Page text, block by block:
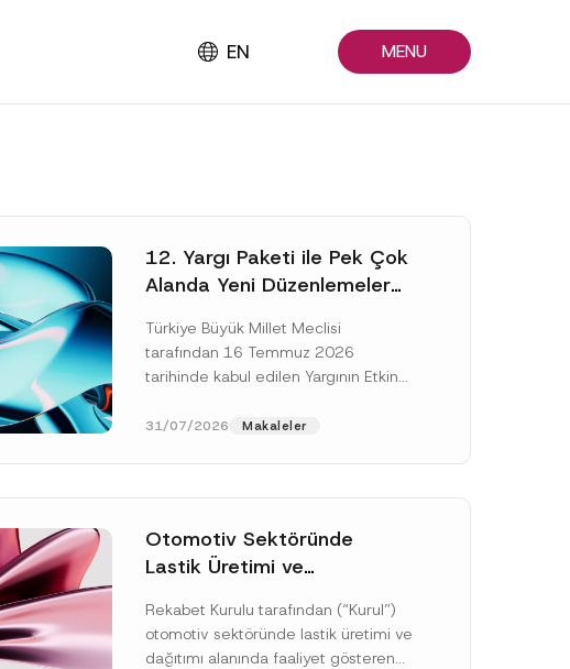
EN MENU
12. Yargı Paketi ile Pek Çok
Alanda Yeni Düzenlemeler
Türkiye Büyük Millet Meclisi
tarafından 16 Temmuz 2026
tarihinde kabul edilen Yargının Etkin
Kanunlarda Değişiklik Yapılmasına
31/07/2026 Makaleler
Otomotiv Sektöründe
Lastik Üretimi ve
Soruşturması Sonuçlandı:
Toplam 3,6 Milyar TL İdari
Rekabet Kurulu tarafından (“Kurul”)
otomotiv sektöründe lastik üretimi ve
dağıtımı alanında faaliyet gösteren